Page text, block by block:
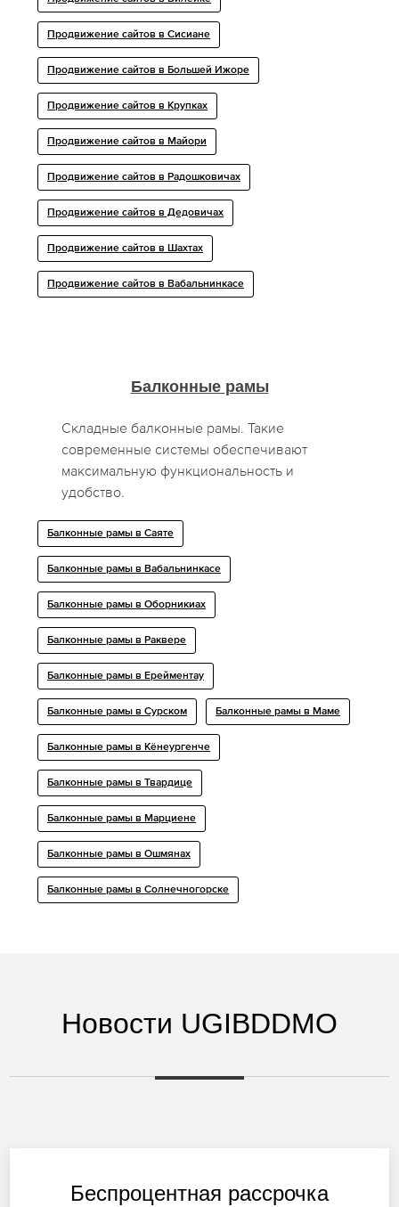
Продвижение сайтов в Сисиане
Продвижение сайтов в Большей Ижоре
Продвижение сайтов в Крупках
Продвижение сайтов в Майори
Продвижение сайтов в Радошковичах
Продвижение сайтов в Дедовичах
Продвижение сайтов в Шахтах
Продвижение сайтов в Вабальнинкасе
Балконные рамы
Складные балконные рамы. Такие
современные системы обеспечивают
максимальную функциональность и
удобство.
Балконные рамы в Саяте
Балконные рамы в Вабальнинкасе
Балконные рамы в Оборникиах
Балконные рамы в Раквере
Балконные рамы в Ерейментау
Балконные рамы в Сурском Балконные рамы в Маме
Балконные рамы в Кёнеургенче
Балконные рамы в Твардице
Балконные рамы в Марциене
Балконные рамы в Ошмянах
Балконные рамы в Солнечногорске
Новости UGIBDDMO
Беспроцентная рассрочка